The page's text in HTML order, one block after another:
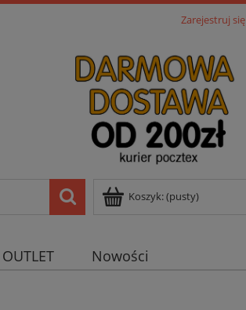
Zarejestruj się
Koszyk:(pusty)
OUTLET Nowości